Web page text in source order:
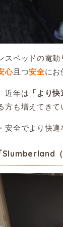
スベッドの電
心且つ安全にお
近年は 「より
方も増えてきて
安全でより快適
Slumberland